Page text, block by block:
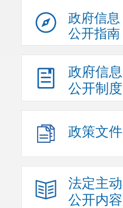
政府信息
公开指南
政府信息
公开制度
政策文件
法定主动
公开内容